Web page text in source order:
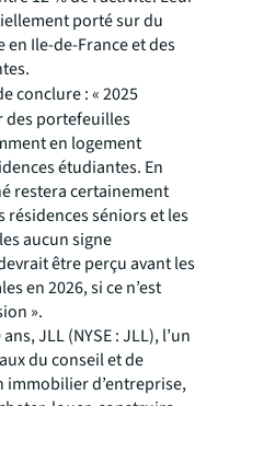
porté sur du
en Ile-de-France et des
conclure :« 2025
des portefeuilles
en logement
étudiantes. En
restera certainement
séniors et les
aucun signe
être perçu avant les
en 2026, si ce n’est
».
JLL (NYSE : JLL), l’un
du conseil et de
immobilier d’entreprise,
louer, construire,
les actifs
commerciaux,